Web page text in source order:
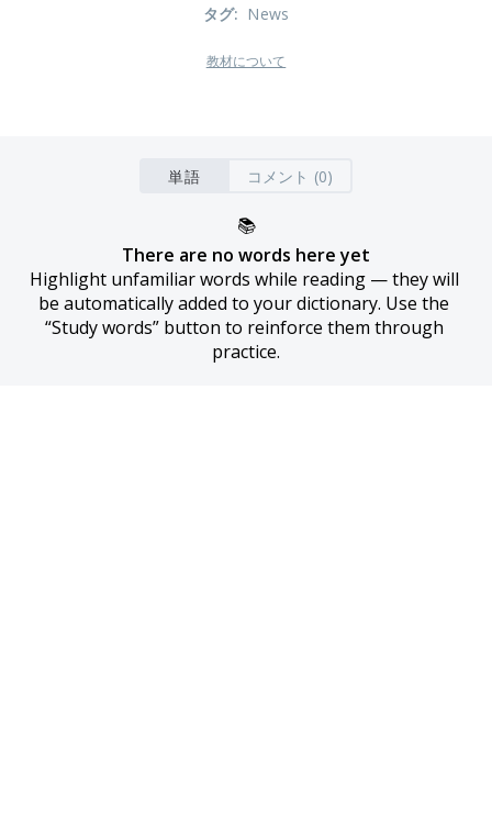
タグ: News
教材について
単語 コメント (0)
📚
There are no words here yet
Highlight unfamiliar words while reading — they will
be automatically added to your dictionary. Use the
“Study words” button to reinforce them through
practice.